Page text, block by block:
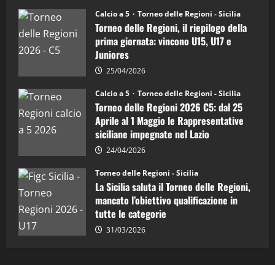
5 Juniores
è
vicecampione
d’Italia
Calcio a 5 Torneo delle Regioni - Sicilia
Torneo delle Regioni, il riepilogo della
prima giornata: vincono U15, U17 e
Juniores
25/04/2026
Calcio a 5 Torneo delle Regioni - Sicilia
Torneo delle Regioni 2026 C5: dal 25
Aprile al 1 Maggio le Rappresentative
siciliane impegnate nel Lazio
24/04/2026
Torneo delle Regioni - Sicilia
La Sicilia saluta il Torneo delle Regioni,
mancato l’obiettivo qualificazione in
tutte le categorie
31/03/2026